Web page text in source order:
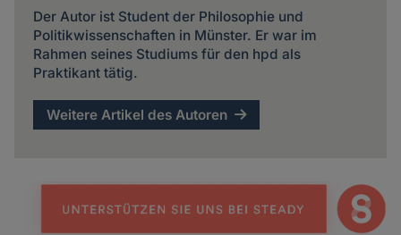
Der Autor ist Student der Philosophie und
Politikwissenschaften in Münster. Er war im
Rahmen seines Studiums für den hpd als
Praktikant tätig.
Weitere Artikel des Autoren